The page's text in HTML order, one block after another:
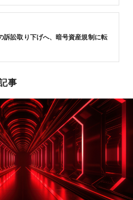
訴訟取り下げへ、暗号資産規制に転
事